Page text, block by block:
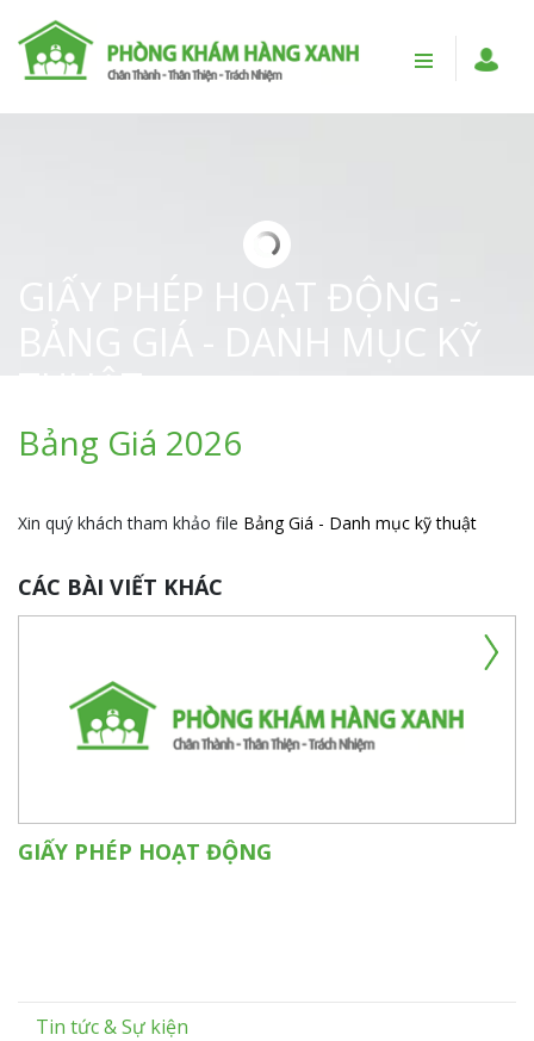
GIẤY PHÉP HOẠT ĐỘNG -
BẢNG GIÁ - DANH MỤC KỸ
Bảng Giá 2026
Xin quý khách tham khảo file Bảng Giá - Danh mục kỹ thuật
CÁC BÀI VIẾT KHÁC
GIẤY PHÉP HOẠT ĐỘNG
Tin tức & Sự kiện